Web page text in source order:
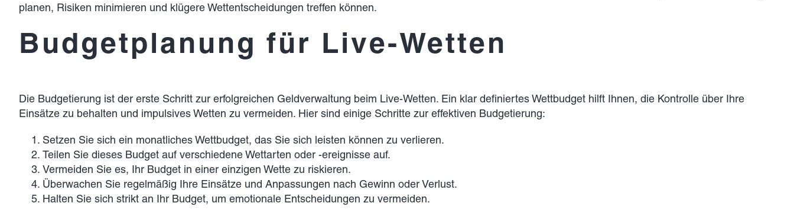
planen, Risiken minimieren und klügere Wettentscheidungen treffen können.
Budgetplanung für Live-Wetten
Die Budgetierung ist der erste Schritt zur erfolgreichen Geldverwaltung beim Live-Wetten. Ein klar definiertes Wettbudget hilft Ihnen, die Kontrolle über Ihre
Einsätze zu behalten und impulsives Wetten zu vermeiden. Hier sind einige Schritte zur effektiven Budgetierung:
Setzen Sie sich ein monatliches Wettbudget, das Sie sich leisten können zu verlieren.
Teilen Sie dieses Budget auf verschiedene Wettarten oder -ereignisse auf.
Vermeiden Sie es, Ihr Budget in einer einzigen Wette zu riskieren.
Überwachen Sie regelmäßig Ihre Einsätze und Anpassungen nach Gewinn oder Verlust.
Halten Sie sich strikt an Ihr Budget, um emotionale Entscheidungen zu vermeiden.